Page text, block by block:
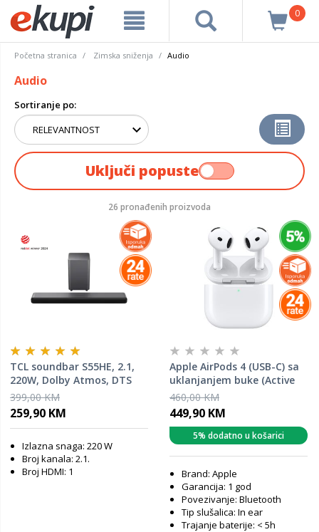
0
Početna stranica Zimska sniženja Audio
Audio
Sortiranje po:
Uključi popuste
26 pronađenih proizvoda
TCL soundbar S55HE, 2.1,
220W, Dolby Atmos, DTS
Virtual X, Tutti Choral, AI
Sonic
399,00 KM
259,90 KM
Izlazna snaga: 220 W
Broj kanala: 2.1.
Broj HDMI: 1
Apple AirPods 4 (USB-C) sa
uklanjanjem buke (Active
Noise Cancellation)
460,00 KM
449,90 KM
5% dodatno u košarici
Brand: Apple
Garancija: 1 god
Povezivanje: Bluetooth
Tip slušalica: In ear
Trajanje baterije: < 5h